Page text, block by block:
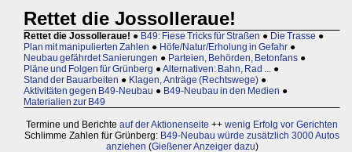
Rettet die Jossolleraue!
Rettet die Jossolleraue! ● B49: Fiese Tricks für Straßen ● Die Trasse ●
Plan mit manipulierten Zahlen ● Höfe/Natur/Erholung in Gefahr ●
Neubau gefährdet Sanierungen ● Parteien, Behörden, Betonfans ●
Pläne und Folgen für Grünberg ●Alternativen: Bahn, Rad ... ●
Stand der Bauarbeiten ● Klagen, Anträge (Rechtswege) ●
Aktivitäten gegen B49-Neubau ● B49-Neubau in den Medien ●
Materialien zur B49
Termine und Berichteauf der Aktionenseite ++wenig Erfolg vor Gerichten
Schlimme Zahlen für Grünberg: B49-Neubau würde zusätzlich 3000 Autos
anziehen (Gießener Anzeiger dazu)